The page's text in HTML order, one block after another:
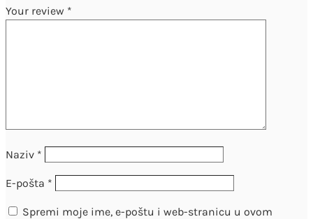
Your review *
Naziv *
E-pošta *
Spremi moje ime, e-poštu i web-stranicu u ovom